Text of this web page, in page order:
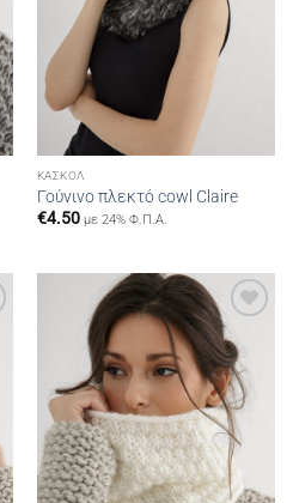
ΚΑΣΚΌΛ
Γούνινο πλεκτό cowl Claire
€4.50 με 24% Φ.Π.Α.
Add to
wishlist